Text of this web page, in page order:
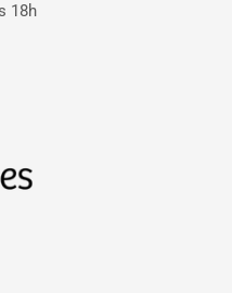
18h